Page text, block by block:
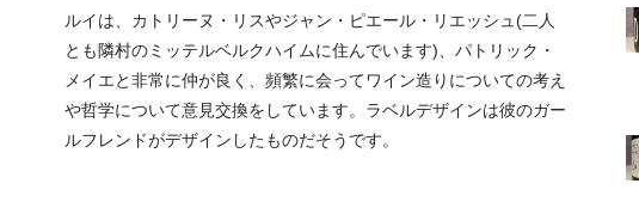
ルイは、カトリーヌ・リスやジャン・ピエール・リエッシュ(二人
とも隣村のミッテルベルクハイムに住んでいます)、パトリック・
メイエと非常に仲が良く、頻繁に会ってワイン造りについての考え
や哲学について意見交換をしています。ラベルデザインは彼のガー
ルフレンドがデザインしたものだそうです。